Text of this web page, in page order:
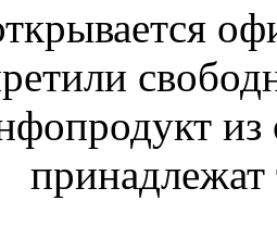
из
принадлежат